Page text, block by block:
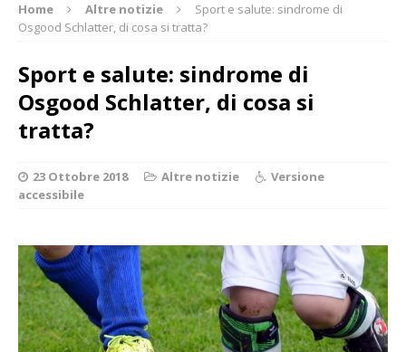
Home Altre notizie
Sport e salute: sindrome di
Osgood Schlatter, di cosa si tratta?
Sport e salute: sindrome di
Osgood Schlatter, di cosa si
tratta?
23 Ottobre 2018 Altre notizie
Versione
accessibile